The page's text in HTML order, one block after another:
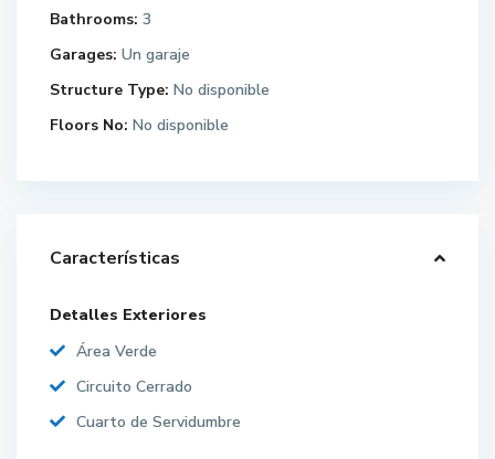
Bathrooms: 3
Garages: Un garaje
Structure Type: No disponible
Floors No: No disponible
Características
Detalles Exteriores
Área Verde
Circuito Cerrado
Cuarto de Servidumbre